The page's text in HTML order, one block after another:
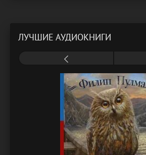
ЛУЧШИЕ АУДИОКНИГИ